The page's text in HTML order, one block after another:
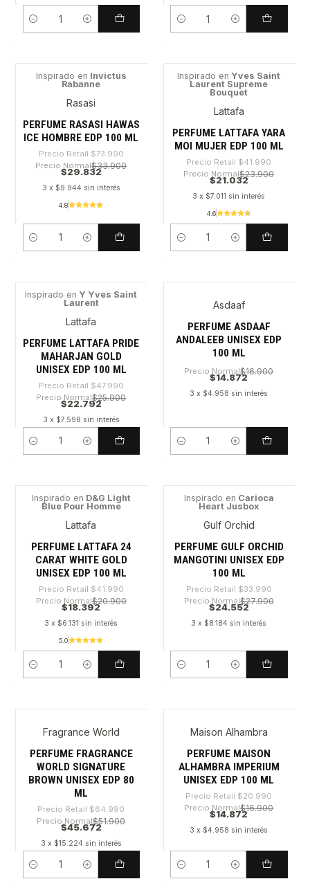
Cantidad Cantidad
Inspirado en Invictus
Rabanne
Rasasi
PERFUME RASASI HAWAS
ICE HOMBRE EDP 100 ML
Precio Retail $73.990
Precio Normal$33.900
$29.832
3 x $9.944 sin interés
4.8
Cantidad
Inspirado en Yves Saint
Laurent Supreme
Bouquet
Lattafa
PERFUME LATTAFA YARA
MOI MUJER EDP 100 ML
Precio Retail $41.990
Precio Normal$23.900
$21.032
3 x $7.011 sin interés
4.6
Cantidad
Inspirado en Y Yves Saint
Laurent
Lattafa
PERFUME LATTAFA PRIDE
MAHARJAN GOLD
UNISEX EDP 100 ML
Precio Retail $47.990
Precio Normal$25.900
$22.792
3 x $7.598 sin interés
Cantidad
Asdaaf
PERFUME ASDAAF
ANDALEEB UNISEX EDP
100 ML
Precio Normal$16.900
$14.872
3 x $4.958 sin interés
Cantidad
Inspirado en D&G Light
Blue Pour Homme
Lattafa
PERFUME LATTAFA 24
CARAT WHITE GOLD
UNISEX EDP 100 ML
Precio Retail $41.990
Precio Normal$20.900
$18.392
3 x $6.131 sin interés
5.0
Cantidad
Inspirado en Carioca
Heart Jusbox
Gulf Orchid
PERFUME GULF ORCHID
MANGOTINI UNISEX EDP
100 ML
Precio Retail $33.990
Precio Normal$27.900
$24.552
3 x $8.184 sin interés
Cantidad
-29%
Fragrance World
PERFUME FRAGRANCE
WORLD SIGNATURE
BROWN UNISEX EDP 80
ML
Precio Retail $64.990
Precio Normal$51.900
$45.672
3 x $15.224 sin interés
Cantidad
-29%
Maison Alhambra
PERFUME MAISON
ALHAMBRA IMPERIUM
UNISEX EDP 100 ML
Precio Retail $20.990
Precio Normal$16.900
$14.872
3 x $4.958 sin interés
Cantidad